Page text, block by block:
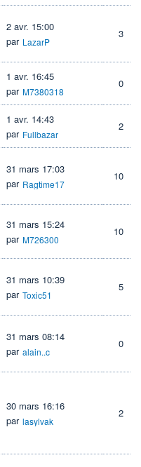
2 avr. 15:00
par LazarP
3
1 avr. 16:45
par M7380318
0
1 avr. 14:43
par Fullbazar
2
31 mars 17:03
par Ragtime17
10
31 mars 15:24
par M726300
10
31 mars 10:39
par Toxic51
5
31 mars 08:14
par alain..c
0
30 mars 16:16
par lasylvak
2